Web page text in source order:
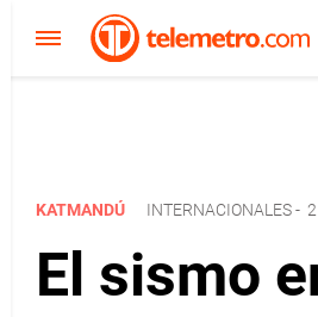
KATMANDÚ INTERNACIONALES-
El sismo